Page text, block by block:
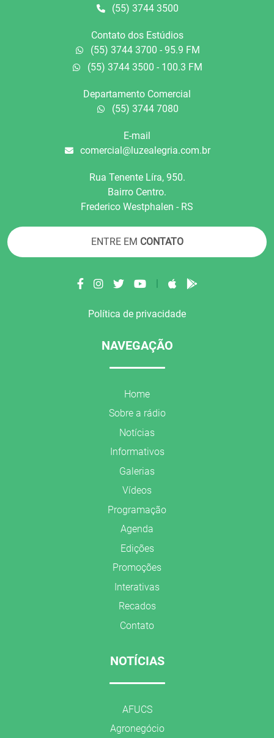
(55) 3744 3500
Contato dos Estúdios
(55) 3744 3700 - 95.9 FM
(55) 3744 3500 - 100.3 FM
Departamento Comercial
(55) 3744 7080
E-mail
comercial@luzealegria.com.br
Rua Tenente Líra, 950.
Bairro Centro.
Frederico Westphalen - RS
ENTRE EM CONTATO
|
Política de privacidade
NAVEGAÇÃO
Home
Sobre a rádio
Notícias
Informativos
Galerias
Vídeos
Programação
Agenda
Edições
Promoções
Interativas
Recados
Contato
NOTÍCIAS
AFUCS
Agronegócio